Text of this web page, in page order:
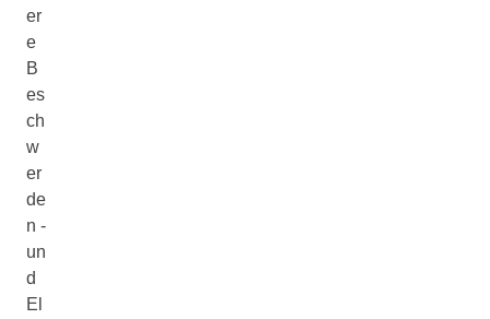
er
e
B
es
ch
w
er
de
n -
un
d
El